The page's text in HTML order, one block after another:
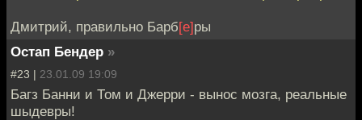
Дмитрий, правильно Барб[е]ры
Остап Бендер »
#23 | 23.01.09 19:09
Багз Банни и Том и Джерри - вынос мозга, реальные
шыдевры!